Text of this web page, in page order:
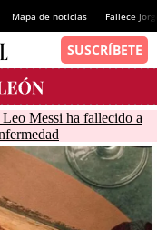
Mapa de noticias Fallece
Messi ha fallecido a